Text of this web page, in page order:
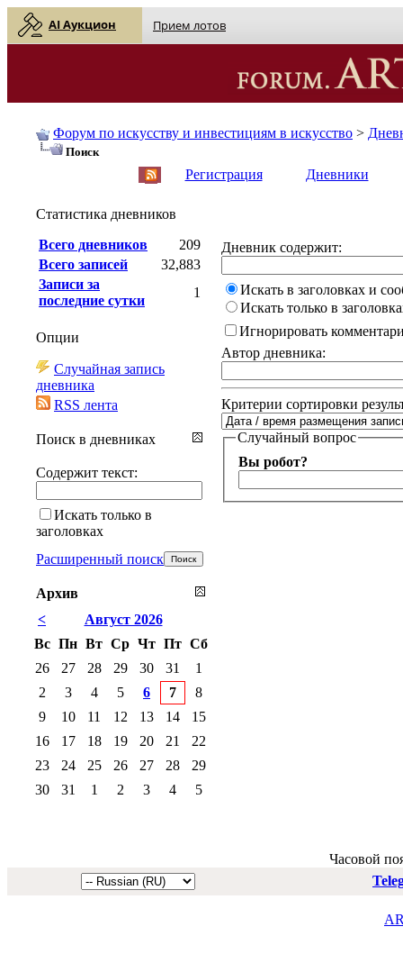
AI Аукцион Прием лотов
Форум по искусству и инвестициям в искусство >
Поиск
Регистрация Дневники
Дневник содержит:
Искать в заголовках и
Искать только в
Игнорировать
Автор дневника:
Критерии сортировки
Случайный вопрос
Вы робот?
Статистика дневников
Всего дневников
209
Всего записей
32,883
Записи за
последние сутки
1
Опции
Случайная запись
дневника
RSS лента
Поиск в дневниках
Содержит текст:
Искать только в
заголовках
Расширенный поиск
Архив
<
Август 2026
Вс Пн Вт Ср Чт Пт Сб
26
27 28 29 30 31
1
2
3 4 5 6 7
8
9
10 11 12 13 14
15
16
17 18 19 20 21
22
23
24 25 26 27 28
29
30
31 1 2 3 4 5
Часовой